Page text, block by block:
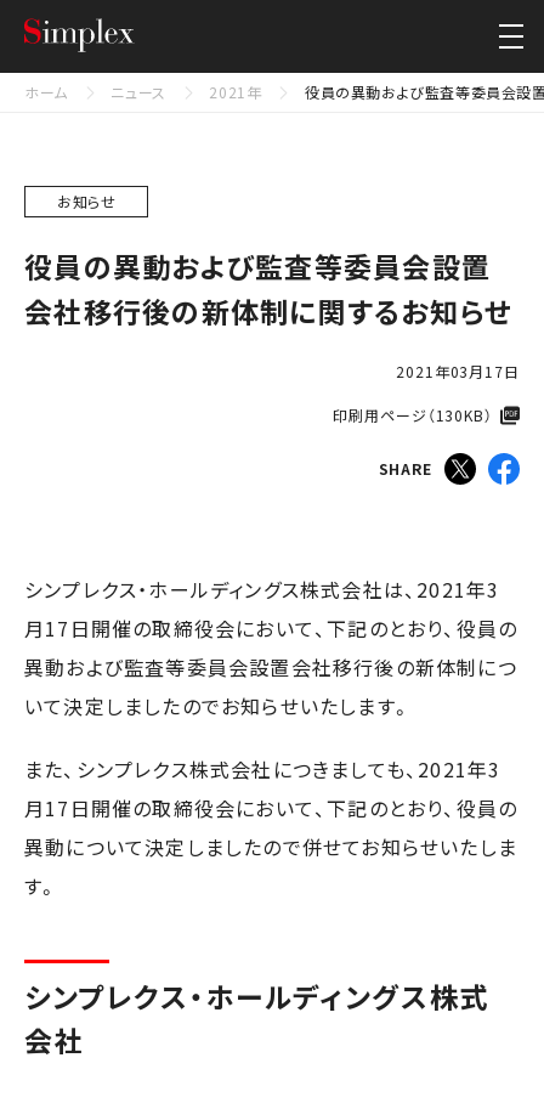
シンプレクス・ホールディングス株式会社
ホーム ニュース 2021年 役員の異動および監査等委員会設
お知らせ
役員の異動および監査等委員会設置
会社移行後の新体制に関するお知らせ
2021年03月17日
印刷用ページ（130KB）​
SHARE
シンプレクス・ホールディングス株式会社は、2021年3
月17日開催の取締役会において、下記のとおり、役員の
異動および監査等委員会設置会社移行後の新体制につ
いて決定しましたのでお知らせいたします。
また、シンプレクス株式会社につきましても、2021年3
月17日開催の取締役会において、下記のとおり、役員の
異動について決定しましたので併せてお知らせいたしま
す。
シンプレクス・ホールディングス株式
会社